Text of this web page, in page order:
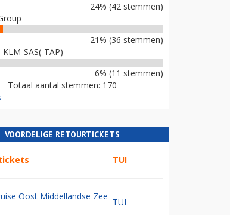
24% (42 stemmen)
21% (36 stemmen)
SAS(-TAP)
6% (11 stemmen)
Totaal aantal stemmen: 170
VOORDELIGE RETOURTICKETS
TUI
Oost Middellandse Zee
TUI